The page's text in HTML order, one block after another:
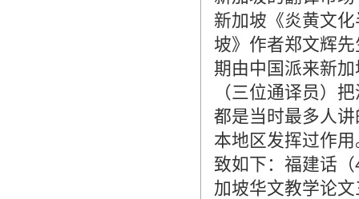
新加坡《炎黄文
坡》作者郑文辉
期由中国派来新
（三位通译员）
都是当时最多人
本地区发挥过作
致如下：福建话
加坡华文教学论